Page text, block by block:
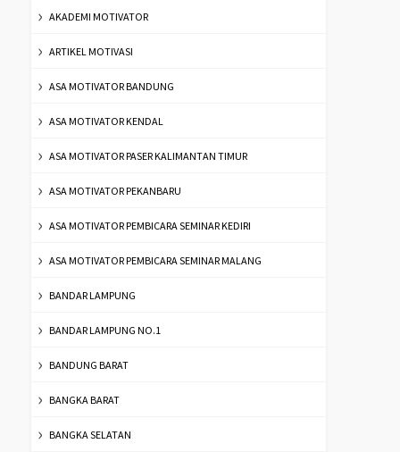
AKADEMI MOTIVATOR
ARTIKEL MOTIVASI
ASA MOTIVATOR BANDUNG
ASA MOTIVATOR KENDAL
ASA MOTIVATOR PASER KALIMANTAN TIMUR
ASA MOTIVATOR PEKANBARU
ASA MOTIVATOR PEMBICARA SEMINAR KEDIRI
ASA MOTIVATOR PEMBICARA SEMINAR MALANG
BANDAR LAMPUNG
BANDAR LAMPUNG NO.1
BANDUNG BARAT
BANGKA BARAT
BANGKA SELATAN